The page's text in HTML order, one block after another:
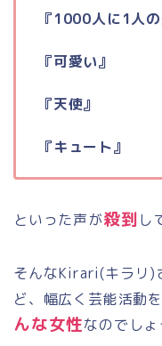
『1000人に1人の
『可愛い』
『天使』
『キュート』
といった声が殺到し
そんなKirari(キラリ)
ど、幅広く芸能活動
んな女性なのでしょ